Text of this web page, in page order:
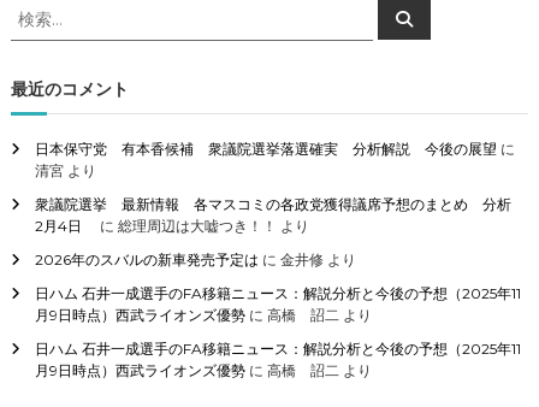
検
索
象
:
検
索
最近のコメント
日本保守党 有本香候補 衆議院選挙落選確実 分析解説 今後の展望 に
清宮より
衆議院選挙 最新情報 各マスコミの各政党獲得議席予想のまとめ 分析
2月4日
に 総理周辺は大嘘つき！！ より
2026年のスバルの新車発売予定は に 金井修より
日ハム 石井一成選手のFA移籍ニュース：解説分析と今後の予想（2025年11
月9日時点）西武ライオンズ優勢に 高橋 詔二より
日ハム 石井一成選手のFA移籍ニュース：解説分析と今後の予想（2025年11
月9日時点）西武ライオンズ優勢に 高橋 詔二より